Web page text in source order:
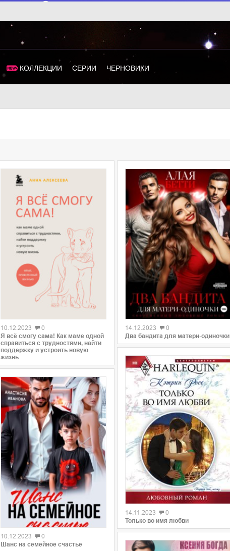
КОЛЛЕКЦИИ СЕРИИ ЧЕРНОВИКИ
10.12.2023
0
Я всё смогу сама! Как маме одной
справиться с трудностями, найти
поддержку и устроить новую
жизнь
10.12.2023
0
Шанс на семейное счастье
14.12.2023
0
Два бандита для матери-одиночки
0
14.11.2023
0
Только во имя любви